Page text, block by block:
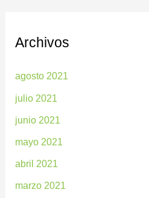
Archivos
agosto 2021
julio 2021
junio 2021
mayo 2021
abril 2021
marzo 2021